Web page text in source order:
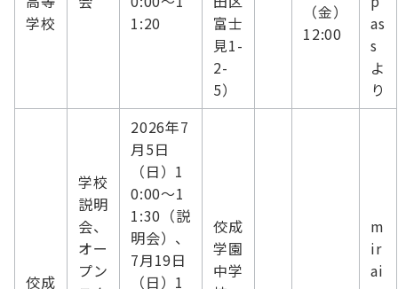
学校
1:20
富士
見1-
2-
5）
（金）
12:00
as
s
よ
り
佼成
学校
説明
会、
オー
プン
2026年7
月5日
（日）1
0:00～1
1:30（説
明会）、
7月19日
（日）1
佼成
学園
中学
m
ir
ai